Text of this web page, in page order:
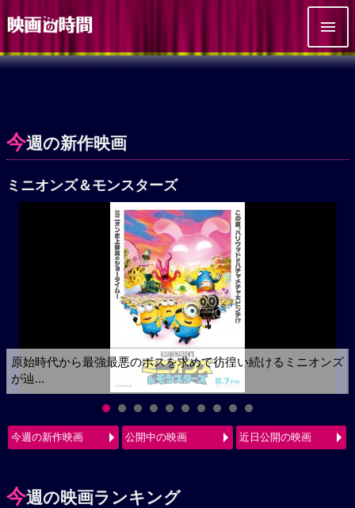
今週の新作映画
ミニオンズ＆モンスターズ
原始時代から最強最悪のボスを求めて彷徨い続けるミニオンズ
が辿...
今週の新作映画 公開中の映画 近日公開の映画
今週の映画ランキング